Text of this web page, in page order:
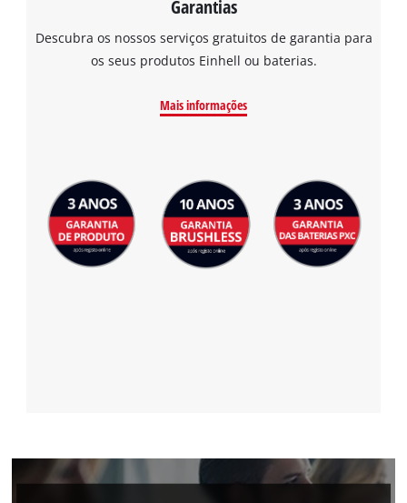
visitor. The website owner needs to setup
to the list of technologies used.
Management Platform
Garantias
Descubra os nossos serviços gratuitos de garantia para
os seus produtos Einhell ou baterias.
Mais informações